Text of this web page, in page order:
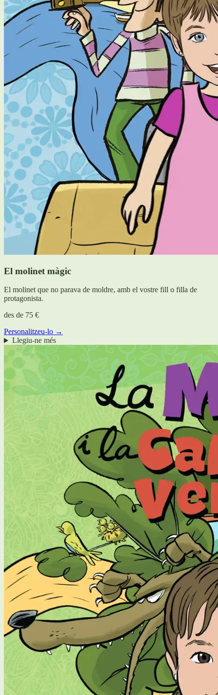
El molinet màgic
El molinet que no parava de moldre, amb el vostre fill o filla de
protagonista.
des de 75 €
Personalitzeu-lo →
Llegiu-ne més